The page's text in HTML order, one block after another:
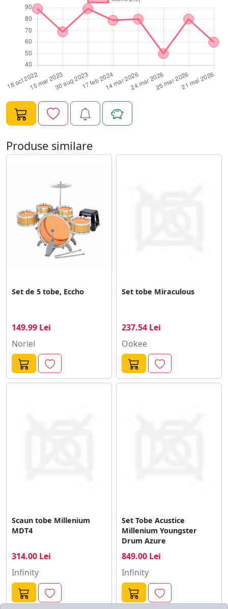
Produse similare
Set de 5 tobe, Eccho
149.99 Lei
Noriel
Set tobe Miraculous
237.54 Lei
Ookee
Scaun tobe Millenium
MDT4
314.00 Lei
Infinity
Set Tobe Acustice
Millenium Youngster
Drum Azure
849.00 Lei
Infinity